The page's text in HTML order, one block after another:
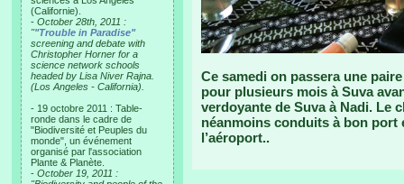
(Californie).
- October 28th, 2011 :
""Trouble in Paradise"
screening and debate with
Christopher Horner for a
science network schools
headed by Lisa Niver Rajna.
(Los Angeles - California).
- 19 octobre 2011 : Table-
ronde dans le cadre de
"Biodiversité et Peuples du
monde", un événement
organisé par l'association
Plante & Planète.
- October 19, 2011 :
Ce samedi on passera une
pour plusieurs mois à Suva
verdoyante de Suva à Nadi. Le
néanmoins conduits à bon port
l’aéroport..